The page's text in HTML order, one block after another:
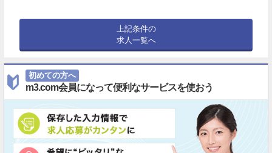
上記条件の
求人一覧へ
初めての方へ
m3.com会員になって便利なサービスを使おう